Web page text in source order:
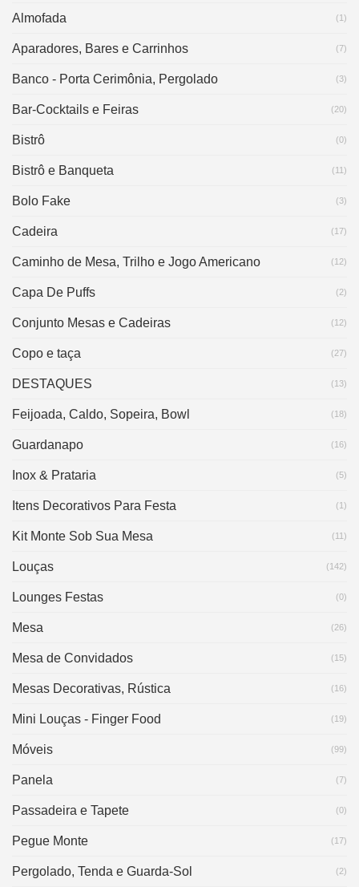
Almofada (1)
Aparadores, Bares e Carrinhos (7)
Banco - Porta Cerimônia, Pergolado (3)
Bar-Cocktails e Feiras (20)
Bistrô (0)
Bistrô e Banqueta (11)
Bolo Fake (3)
Cadeira (17)
Caminho de Mesa, Trilho e Jogo Americano (12)
Capa De Puffs (2)
Conjunto Mesas e Cadeiras (12)
Copo e taça (27)
DESTAQUES (13)
Feijoada, Caldo, Sopeira, Bowl (18)
Guardanapo (16)
Inox & Prataria (5)
Itens Decorativos Para Festa (1)
Kit Monte Sob Sua Mesa (11)
Louças (142)
Lounges Festas (0)
Mesa (26)
Mesa de Convidados (15)
Mesas Decorativas, Rústica (16)
Mini Louças - Finger Food (19)
Móveis (99)
Panela (7)
Passadeira e Tapete (0)
Pegue Monte (17)
Pergolado, Tenda e Guarda-Sol (2)